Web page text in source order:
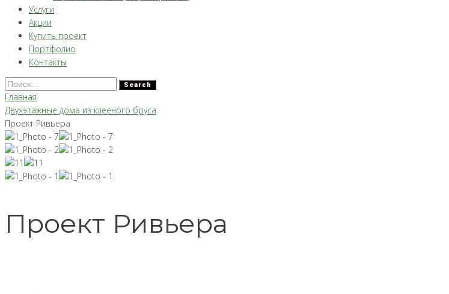
Услуги
Акции
Купить проект
Портфолио
Контакты
Search
Главная
Двухэтажные дома из клееного бруса
Проект Ривьера
Проект Ривьера